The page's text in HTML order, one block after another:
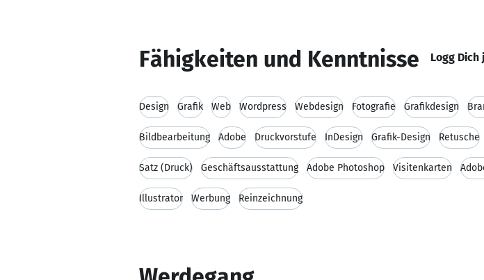
Fähigkeiten und Kenntnisse Logg
Design Grafik Web Wordpress Webdesign Fotografie Grafikdesign
Bildbearbeitung Adobe Druckvorstufe InDesign Grafik-Design Retusche
Satz (Druck) Geschäftsausstattung Adobe Photoshop Visitenkarten
Illustrator Werbung Reinzeichnung